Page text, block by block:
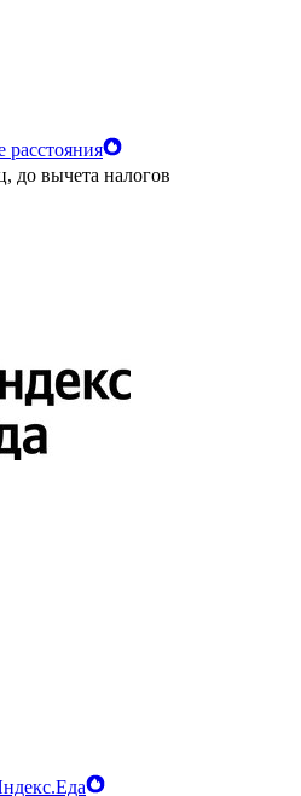
расстояния
до вычета налогов